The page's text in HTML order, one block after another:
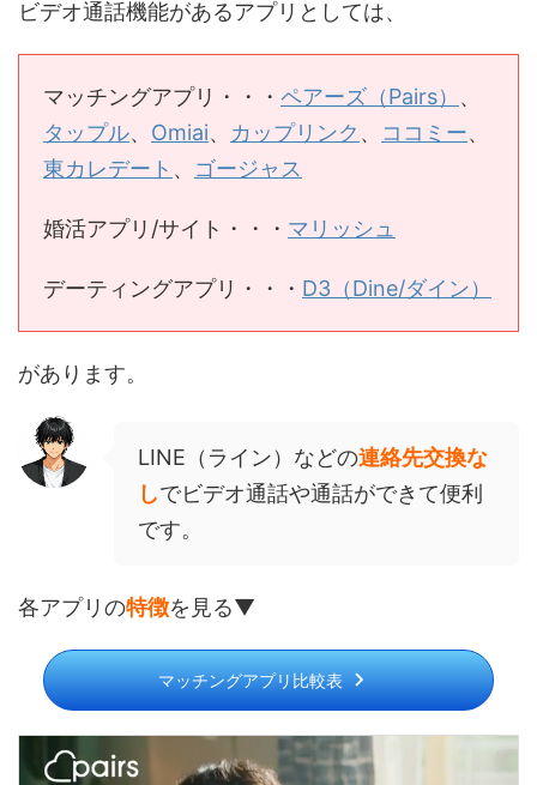
ビデオ通話機能があるアプリとしては、
マッチングアプリ・・・ ペアーズ（Pairs） 、
タップル、 Omiai、 カップリンク 、 ココミー、
東カレデート 、 ゴージャス
婚活アプリ/サイト・・・ マリッシュ
デーティングアプリ・・・ D3（Dine/ダイン）
があります。
LINE（ライン）などの連絡先交換な
しでビデオ通話や通話ができて便利
です。
各アプリの特徴を見る▼
マッチングアプリ比較表